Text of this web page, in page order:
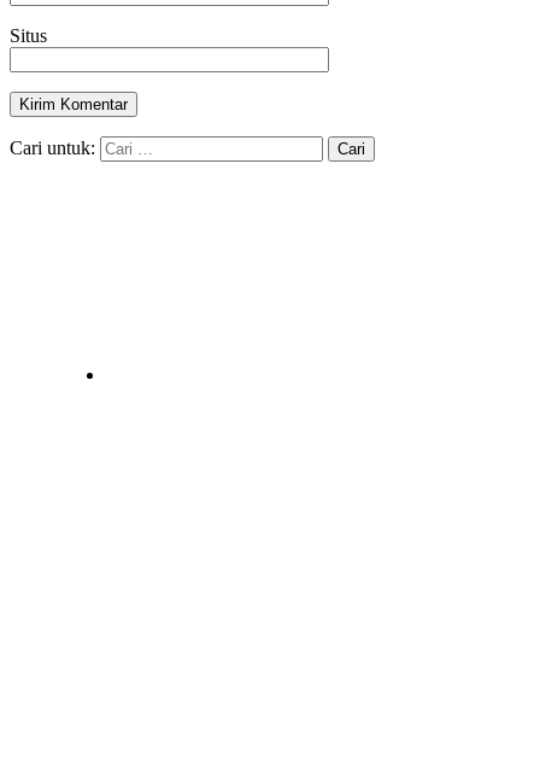
Situs
Cari untuk: